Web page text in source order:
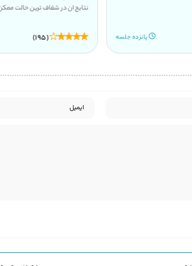
نتایج ان در شفاف ترین حالت ممکن منتشر می شود.
(195) هشتاد جلسه